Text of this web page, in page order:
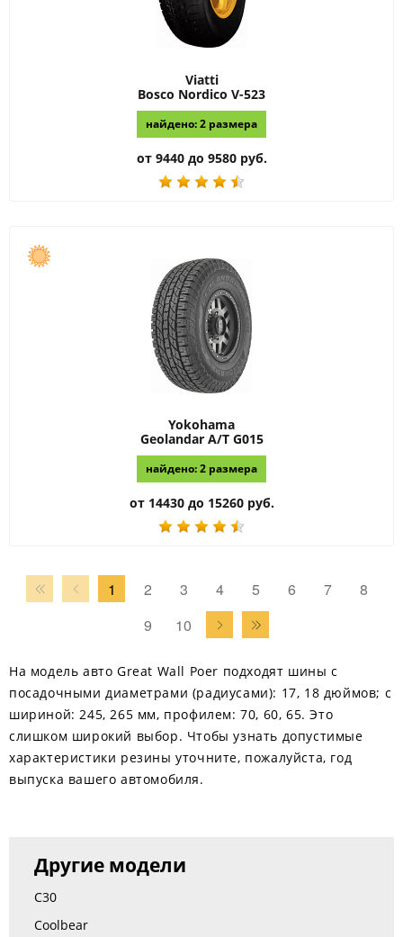
Viatti
Bosco Nordico V-523
найдено: 2 размера
от 9440 до 9580 руб.
Yokohama
Geolandar A/T G015
найдено: 2 размера
от 14430 до 15260 руб.
1 2 3 4 5 6 7
8
9
10
На модель авто Great Wall Poer подходят шины с
посадочными диаметрами (радиусами): 17, 18 дюймов; с
шириной: 245, 265 мм, профилем: 70, 60, 65. Это
слишком широкий выбор. Чтобы узнать допустимые
характеристики резины уточните, пожалуйста, год
выпуска вашего автомобиля.
Другие модели
C30
Coolbear